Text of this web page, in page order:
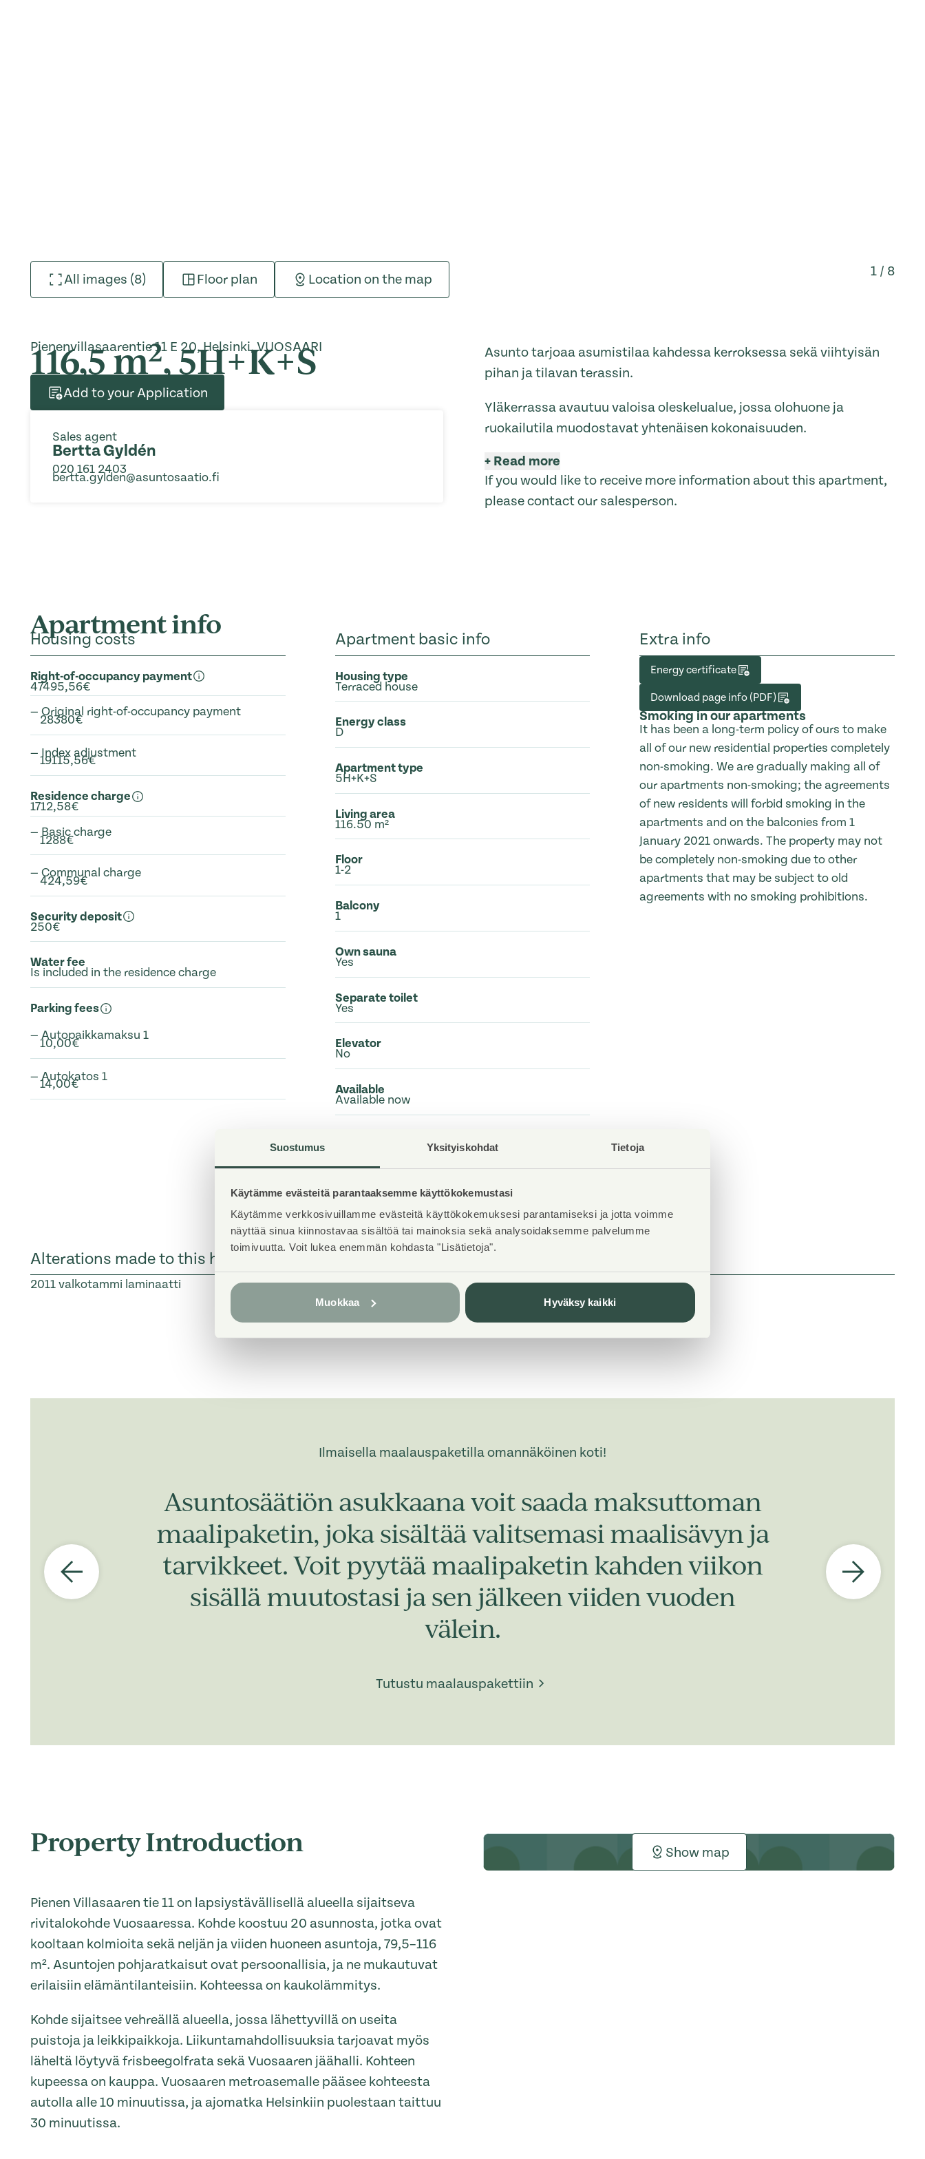
Suostumus Yksityiskohdat Tietoja
Käytämme evästeitä parantaaksemme käyttökokemustasi
Käytämme verkkosivuillamme evästeitä käyttökokemuksesi parantamiseksi ja jotta voimme
näyttää sinua kiinnostavaa sisältöä tai mainoksia sekä analysoidaksemme palvelumme
toimivuutta. Voit lukea enemmän kohdasta "Lisätietoja".
Muokkaa Hyväksy kaikki
All images (8) Floor plan Location on the map
1 / 8
Pienenvillasaarentie 11 E 20, Helsinki, VUOSAARI
116,5 m2, 5H+K+S
Add to your Application
Sales agent
Bertta Gyldén
020 161 2403
bertta.gylden@asuntosaatio.fi
Asunto tarjoaa asumistilaa kahdessa kerroksessa sekä viihtyisän
pihan ja tilavan terassin.
Yläkerrassa avautuu valoisa oleskelualue, jossa olohuone ja
ruokailutila muodostavat yhtenäisen kokonaisuuden.
+ Read more
If you would like to receive more information about this apartment,
please contact our salesperson.
Apartment info
Housing costs
Right-of-occupancy payment
47495,56€
— Original right-of-occupancy payment
28380€
— Index adjustment
19115,56€
Residence charge
1712,58€
— Basic charge
1288€
— Communal charge
424,59€
Security deposit
250€
Water fee
Is included in the residence charge
Parking fees
— Autopaikkamaksu 1
10,00€
— Autokatos 1
14,00€
Apartment basic info
Housing type
Terraced house
Energy class
D
Apartment type
5H+K+S
Living area
116.50 m²
Floor
1-2
Balcony
1
Own sauna
Yes
Separate toilet
Yes
Elevator
No
Available
Available now
Allowed
Broadband
DNA Welho
Extra info
Energy certificate
Download page info (PDF)
Smoking in our apartments
It has been a long-term policy of ours to make
all of our new residential properties completely
non-smoking. We are gradually making all of
our apartments non-smoking; the agreements
of new residents will forbid smoking in the
apartments and on the balconies from 1
January 2021 onwards. The property may not
be completely non-smoking due to other
apartments that may be subject to old
agreements with no smoking prohibitions.
Alterations made to this home
2011valkotammi laminaatti
Ilmaisella maalauspaketilla omannäköinen koti!
Asuntosäätiön asukkaana voit saada maksuttoman
maalipaketin, joka sisältää valitsemasi maalisävyn ja
tarvikkeet. Voit pyytää maalipaketin kahden viikon
sisällä muutostasi ja sen jälkeen viiden vuoden
välein.
Tutustu maalauspakettiin
Property Introduction
Pienen Villasaaren tie 11 on lapsiystävällisellä alueella sijaitseva
rivitalokohde Vuosaaressa. Kohde koostuu 20 asunnosta, jotka ovat
kooltaan kolmioita sekä neljän ja viiden huoneen asuntoja, 79,5–116
m². Asuntojen pohjaratkaisut ovat persoonallisia, ja ne mukautuvat
erilaisiin elämäntilanteisiin. Kohteessa on kaukolämmitys.
Kohde sijaitsee vehreällä alueella, jossa lähettyvillä on useita
puistoja ja leikkipaikkoja. Liikuntamahdollisuuksia tarjoavat myös
läheltä löytyvä frisbeegolfrata sekä Vuosaaren jäähalli. Kohteen
kupeessa on kauppa. Vuosaaren metroasemalle pääsee kohteesta
autolla alle 10 minuutissa, ja ajomatka Helsinkiin puolestaan taittuu
30 minuutissa.
Show map